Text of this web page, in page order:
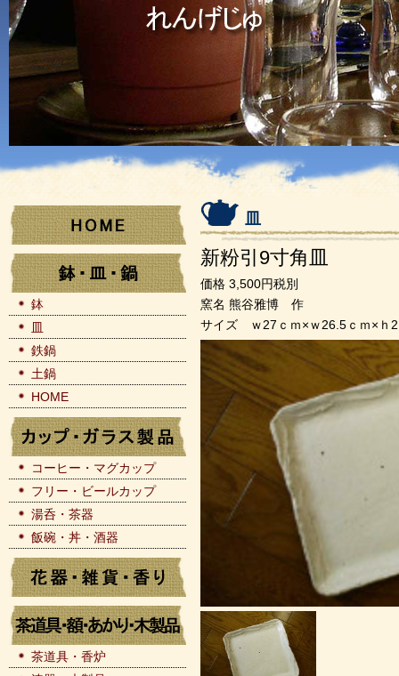
鉢
皿
鉄鍋
土鍋
HOME
コーヒー・マグカップ
フリー・ビールカップ
湯呑・茶器
飯碗・丼・酒器
茶道具・香炉
皿
新粉引9寸角皿
価格 3,500円税別
窯名 熊谷雅博 作
サイズ ｗ27ｃｍ×ｗ26.5ｃｍ×ｈ